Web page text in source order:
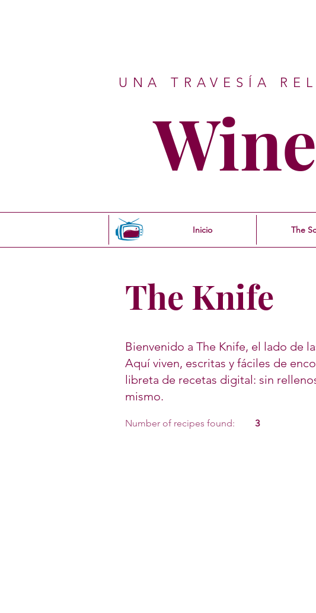
UNA TRAVESÍA
Inicio The
The Knife
Bienvenido a The Knife, el lado de
Aquí viven, escritas y fáciles de
libreta de recetas digital: sin
mismo.
Number of recipes found: 3